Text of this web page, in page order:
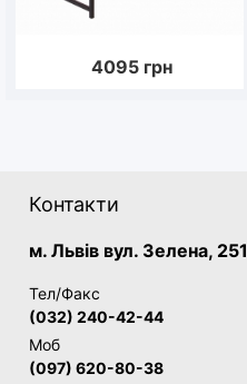
4095 грн
Контакти
м. Львів вул. Зелена, 251
Тел/Факс
(032) 240-42-44
Моб
(097) 620-80-38